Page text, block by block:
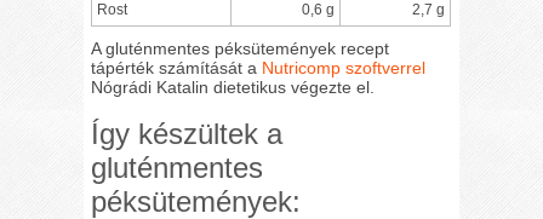
Rost
0,6 g 2,7 g
A gluténmentes péksütemények recept
tápérték számítását a Nutricomp szoftverrel
Nógrádi Katalin dietetikus végezte el.
Így készültek a
gluténmentes
péksütemények: